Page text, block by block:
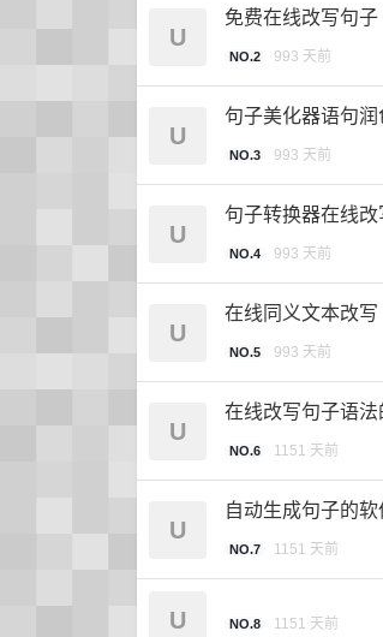
U
免费在线改写句子
NO.2 993 天前
U
句子美化器语句
NO.3 993 天前
U
句子转换器在线
NO.4 993 天前
U
在线同义文本改写
NO.5 993 天前
U
在线改写句子语法
NO.6 1151 天前
U
自动生成句子的
NO.7 1151 天前
U NO.8 1151 天前